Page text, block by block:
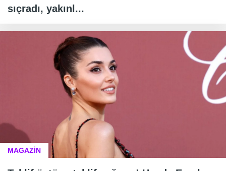
sıçradı, yakınl...
MAGAZİN